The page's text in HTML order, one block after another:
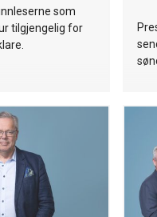
som
tilgjengelig for